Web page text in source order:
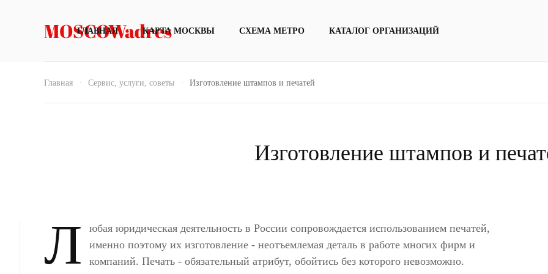
MOSCOWadres
ГЛАВНАЯ КАРТА МОСКВЫ СХЕМА МЕТРО КАТАЛОГ ОРГАНИЗАЦИЙ
Главная Сервис, услуги, советы Изготовление штампов и печатей
Изготовление штампов и
Л
юбая юридическая деятельность в России сопровождается использованием печатей,
именно поэтому их изготовление - неотъемлемая деталь в работе многих фирм и
компаний. Печать - обязательный атрибут, обойтись без которого невозможно.